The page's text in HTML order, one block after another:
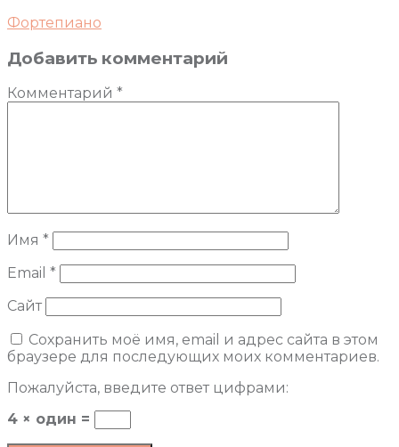
Фортепиано
Добавить комментарий
Комментарий *
Имя *
Email *
Сайт
Сохранить моё имя, email и адрес сайта в этом
браузере для последующих моих комментариев.
Пожалуйста, введите ответ цифрами:
4 × один =